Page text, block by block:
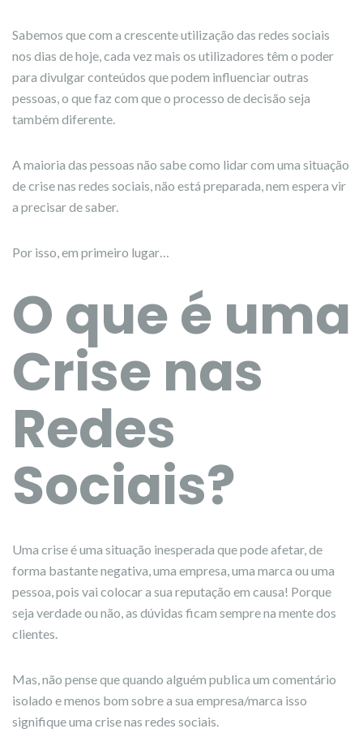
Sabemos que com a crescente utilização das redes sociais
nos dias de hoje, cada vez mais os utilizadores têm o poder
para divulgar conteúdos que podem influenciar outras
pessoas, o que faz com que o processo de decisão seja
também diferente.
A maioria das pessoas não sabe como lidar com uma situação
de crise nas redes sociais, não está preparada, nem espera vir
a precisar de saber.
Por isso, em primeiro lugar…
O que é uma
Crise nas
Redes
Sociais?
Uma crise é uma situação inesperada que pode afetar, de
forma bastante negativa, uma empresa, uma marca ou uma
pessoa, pois vai colocar a sua reputação em causa! Porque
seja verdade ou não, as dúvidas ficam sempre na mente dos
clientes.
Mas, não pense que quando alguém publica um comentário
isolado e menos bom sobre a sua empresa/marca isso
signifique uma crise nas redes sociais.